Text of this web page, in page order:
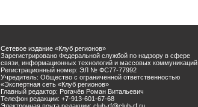
Сетевое издание «Клуб регионов»
Зарегистрировано Федеральной службой по надзору в сфере
связи, информационных технологий и массовых коммуникаций.
Регистрационный номер: ЭЛ № ФС77-77992
Учредитель: Общество с ограниченной ответственностью
«Экспертная сеть «Клуб регионов»
Главный редактор: Рогачёв Роман Витальевич
Телефон редакции: +7-913-601-67-68